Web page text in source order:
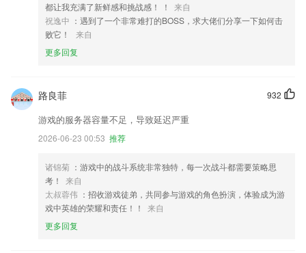
都让我充满了新鲜感和挑战感！ ！
来自
祝逸中 ：遇到了一个非常难打的BOSS，求大佬们分享一下如何击
败它！
来自
更多回复
932
路良菲
游戏的服务器容量不足，导致延迟严重
2026-06-23 00:53 推荐
诸锦菊 ：游戏中的战斗系统非常独特，每一次战斗都需要策略思
考！
来自
太叔蓉伟 ：招收游戏徒弟，共同参与游戏的角色扮演，体验成为游
戏中英雄的荣耀和责任！！
来自
更多回复